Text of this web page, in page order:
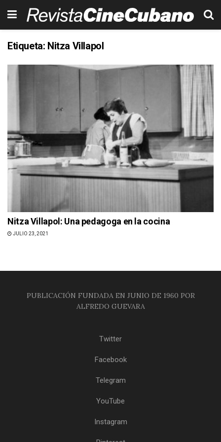
Etiqueta: Nitza Villapol
Nitza Villapol: Una pedagoga en la cocina
JULIO 23, 2021
PUBLICACIÓN FUNDADA EN JUNIO DE 1960 POR
ALFREDO GUEVARA
Twitter
Facebook
Telegram
YouTube
Instagram